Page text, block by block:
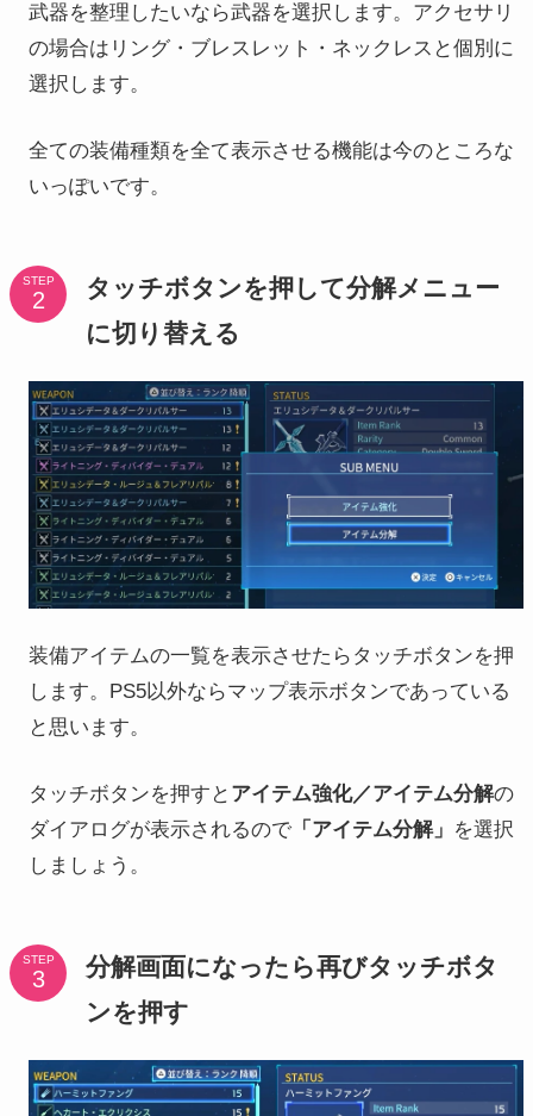
武器を整理したいなら武器を選択します。アクセサリ
の場合はリング・ブレスレット・ネックレスと個別に
選択します。
全ての装備種類を全て表示させる機能は今のところな
いっぽいです。
STEP
タッチボタンを押して分解メニュー
に切り替える
装備アイテムの一覧を表示させたらタッチボタンを押
します。PS5以外ならマップ表示ボタンであっている
と思います。
タッチボタンを押すと アイテム強化／アイテム分解の
ダイアログが表示されるので 「アイテム分解」 を選択
しましょう。
STEP
分解画面になったら再びタッチボタ
ンを押す